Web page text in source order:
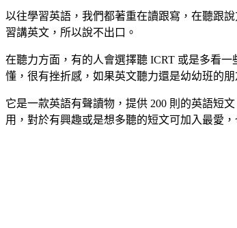
以往學習英語，我們都著重在讀跟寫，在聽跟
習講英文，所以說不出口。
在聽力方面，有的人會選擇聽 ICRT 或是多看
懂，很有挫折感，如果英文聽力還是幼幼班的
它是一款英語有聲讀物，提供 200 則的英語短
用，對於有興趣或是想多聽的短文可加入最愛